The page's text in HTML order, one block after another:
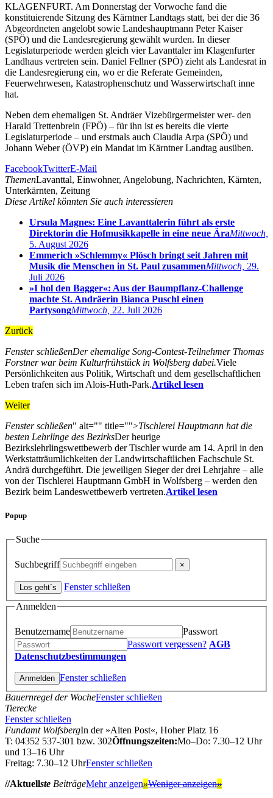
KLAGENFURT. Am Donnerstag der Vorwoche fand die
konstituierende Sitzung des Kärntner Landtags statt, bei der die 36
Abgeordneten angelobt sowie Landeshauptmann Peter Kaiser
(SPÖ) und die Landesregierung gewählt wurden. In dieser
Legislaturperiode werden gleich vier Lavanttaler im Klagenfurter
Landhaus vertreten sein. Daniel Fellner (SPÖ) zieht als Landesrat in
die Landesregierung ein, wo er die Referate Gemeinden,
Feuerwehrwesen, Katastrophenschutz und Wasserwirtschaft inne
hat.
Neben dem ehemaligen St. Andräer Vizebürgermeister wer- den
Harald Trettenbrein (FPÖ) – für ihn ist es bereits die vierte
Legislaturperiode – und erstmals auch Claudia Arpa (SPÖ) und
Johann Weber (ÖVP) ein Mandat im Kärntner Landtag ausüben.
FacebookTwitterE-Mail
ThemenLavanttal, Einwohner, Angelobung, Nachrichten, Kärnten,
Unterkärnten, Zeitung
Diese Artikel könnten Sie auch interessieren
Ursula Magnes: Eine Lavanttalerin führt als erste
Direktorin die Hofmusikkapelle in eine neue ÄraMittwoch,
5. August 2026
Emmerich »Schlemmy« Plösch bringt seit Jahren mit
Musik die Menschen in St. Paul zusammenMittwoch, 29.
Juli 2026
»I hol den Bagger«: Aus der Baumpflanz-Challenge
machte St. Andräerin Bianca Puschl einen
PartysongMittwoch, 22. Juli 2026
Zurück
Fenster schließenDer ehemalige Song-Contest-Teilnehmer Thomas
Forstner war beim Kulturfrühstück in Wolfsberg dabei.Viele
Persönlichkeiten aus Politik, Wirtschaft und dem gesellschaftlichen
Leben trafen sich im Alois-Huth-Park.Artikel lesen
Weiter
Fenster schließen" alt="" title="">Tischlerei Hauptmann hat die
besten Lehrlinge des BezirksDer heurige
Bezirkslehrlingswettbewerb der Tischler wurde am 14. April in den
Werkstatträumlichkeiten der Landwirtschaftlichen Fachschule St.
Andrä durchgeführt. Die jeweiligen Sieger der drei Lehrjahre – alle
von der Tischlerei Hauptmann GmbH in Wolfsberg – werden den
Bezirk beim Landeswettbewerb vertreten.Artikel lesen
Popup
Suche
Suchbegriff
Fenster schließen
Anmelden
Benutzername
Passwort
Passwort vergessen? AGB
Datenschutzbestimmungen
Fenster schließen
Bauernregel der WocheFenster schließen
Tierecke
Fenster schließen
Fundamt WolfsbergIn der »Alten Post«, Hoher Platz 16
T: 04352 537-301 bzw. 302Öffnungszeiten:Mo–Do: 7.30–12 Uhr
und 13–16 Uhr
Freitag: 7.30–12 UhrFenster schließen
//Aktuellste BeiträgeMehr anzeigen»Weniger anzeigen»